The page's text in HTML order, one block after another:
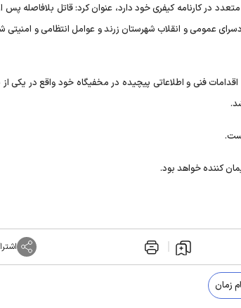
در کارنامه کیفری خود دارد، عنوان کرد: قاتل بلافاصله پس
عمومی و انقلاب شهرستان زرند و عوامل انتظامی و امنیتی
فنی و اطلاعاتی پیچیده در مخفیگاه خود واقع در یکی
کننده خواهد بود.
زمان